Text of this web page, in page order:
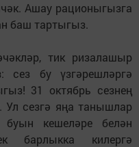
Ашау рационыгызга
баш тартыгыз.
тик ризалашыр
сез бу үзгәрешләргә
31 октябрь сезнең
Ул сезгә яңа танышлар
кешеләре белән
барлыкка килергә